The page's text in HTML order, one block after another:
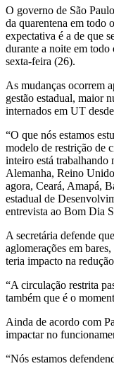
O governo de São
da quarentena em todo
expectativa é a de que
durante a noite em todo
sexta-feira (26).
As mudanças ocorrem
gestão estadual, maior
internados em UT
“O que nós estamos
modelo de restrição de
inteiro está trabalhando
Alemanha, Reino
agora, Ceará, Amapá,
estadual de
entrevista ao Bom Dia
A secretária defende
aglomerações em
teria impacto na
“A circulação restrita
também que é o
Ainda de acordo com
impactar no
“Nós estamos